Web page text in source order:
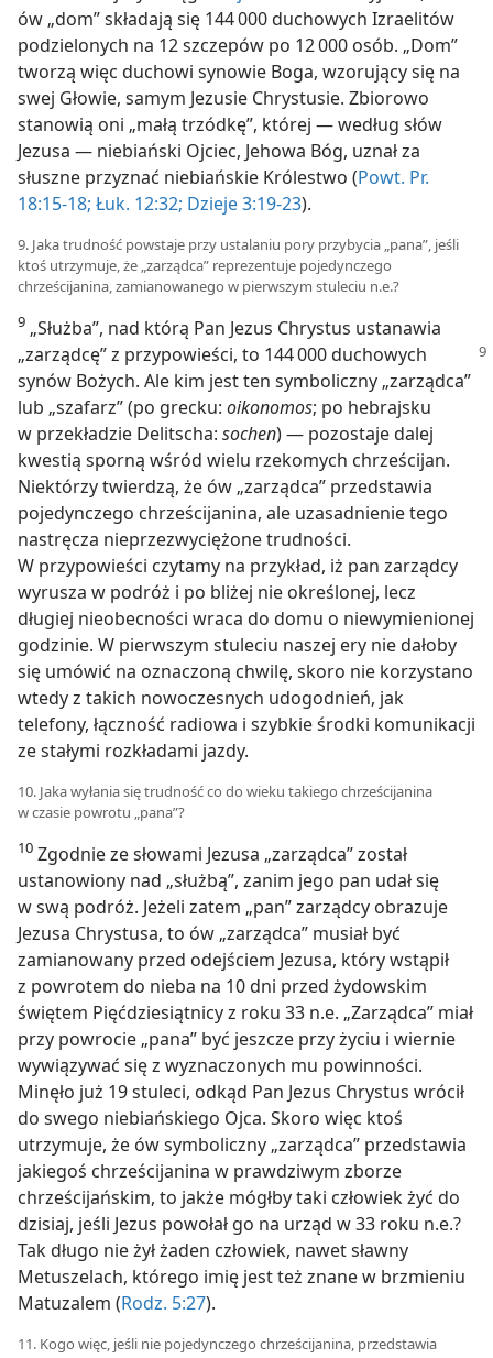
ów „dom” składają się 144 000 duchowych Izraelitów
podzielonych na 12 szczepów po 12 000 osób. „Dom”
tworzą więc duchowi synowie Boga, wzorujący się na
swej Głowie, samym Jezusie Chrystusie. Zbiorowo
stanowią oni „małą trzódkę”, której — według słów
Jezusa — niebiański Ojciec, Jehowa Bóg, uznał za
słuszne przyznać niebiańskie Królestwo (Powt. Pr.
18:15-18; Łuk. 12:32; Dzieje 3:19-23).
9. Jaka trudność powstaje przy ustalaniu pory przybycia „pana”, jeśli
ktoś utrzymuje, że „zarządca” reprezentuje pojedynczego
chrześcijanina, zamianowanego w pierwszym stuleciu n.e.?
9 „Służba”, nad którą Pan Jezus Chrystus ustanawia
„zarządcę”z przypowieści, to 144 000 duchowych
synów Bożych. Ale kim jest ten symboliczny „zarządca”
lub „szafarz” (po grecku: oikonomos; po hebrajsku
w przekładzie Delitscha: sochen) — pozostaje dalej
kwestią sporną wśród wielu rzekomych chrześcijan.
Niektórzy twierdzą, że ów „zarządca” przedstawia
pojedynczego chrześcijanina, ale uzasadnienie tego
nastręcza nieprzezwyciężone trudności.
W przypowieści czytamy na przykład, iż pan zarządcy
wyrusza w podróż i po bliżej nie określonej, lecz
długiej nieobecności wraca do domu o niewymienionej
godzinie. W pierwszym stuleciu naszej ery nie dałoby
się umówić na oznaczoną chwilę, skoro nie korzystano
wtedy z takich nowoczesnych udogodnień, jak
telefony, łączność radiowa i szybkie środki komunikacji
ze stałymi rozkładami jazdy.
10. Jaka wyłania się trudność co do wieku takiego chrześcijanina
w czasie powrotu „pana”?
10 Zgodnie ze słowami Jezusa „zarządca” został
ustanowiony nad „służbą”, zanim jego pan udał się
w swą podróż. Jeżeli zatem „pan” zarządcy obrazuje
Jezusa Chrystusa, to ów „zarządca” musiał być
zamianowany przed odejściem Jezusa, który wstąpił
z powrotem do nieba na 10 dni przed żydowskim
świętem Pięćdziesiątnicy z roku 33 n.e. „Zarządca” miał
przy powrocie „pana” być jeszcze przy życiu i wiernie
wywiązywać się z wyznaczonych mu powinności.
Minęło już 19 stuleci, odkąd Pan Jezus Chrystus wrócił
do swego niebiańskiego Ojca. Skoro więc ktoś
utrzymuje, że ów symboliczny „zarządca” przedstawia
jakiegoś chrześcijanina w prawdziwym zborze
chrześcijańskim, to jakże mógłby taki człowiek żyć do
dzisiaj, jeśli Jezus powołał go na urząd w 33 roku n.e.?
Tak długo nie żył żaden człowiek, nawet sławny
Metuszelach, którego imię jest też znane w brzmieniu
Matuzalem (Rodz. 5:27).
11. Kogo więc, jeśli nie pojedynczego chrześcijanina, przedstawia